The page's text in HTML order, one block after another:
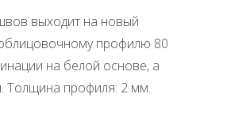
выходит на новый
профилю 80
на белой основе, а
Толщина профиля: 2 мм.